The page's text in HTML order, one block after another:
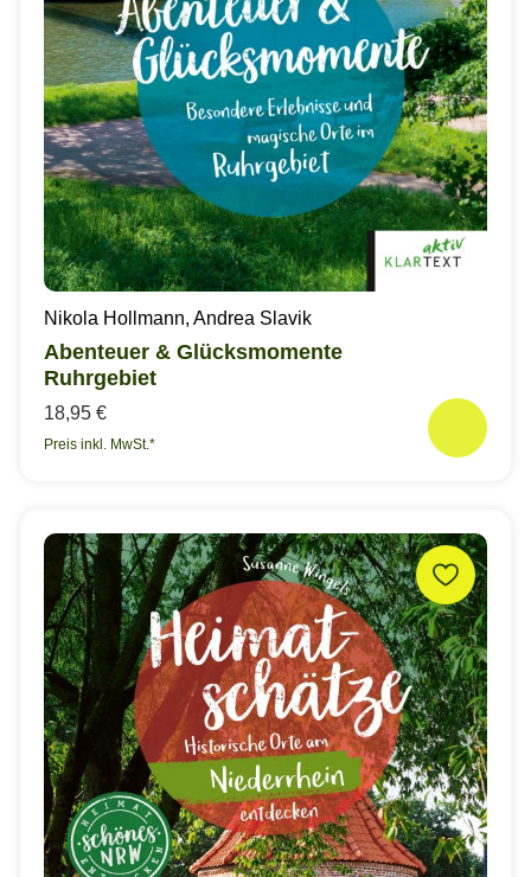
Nikola Hollmann, Andrea Slavik
Abenteuer & Glücksmomente
Ruhrgebiet
18,95 €
Preis inkl. MwSt.*